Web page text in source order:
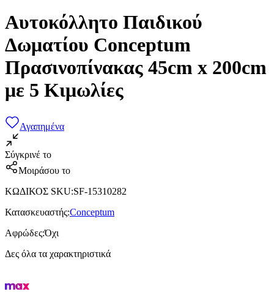
Αυτοκόλλητο Παιδικού
Δωματίου Conceptum
Πρασινοπίνακας 45cm x 200cm
με 5 Κιμωλίες
Αγαπημένα
Σύγκρινέ το
Μοιράσου το
ΚΩΔΙΚΟΣ SKU:SF-15310282
Κατασκευαστής:Conceptum
Αφρώδες:Όχι
Δες όλα τα χαρακτηριστικά